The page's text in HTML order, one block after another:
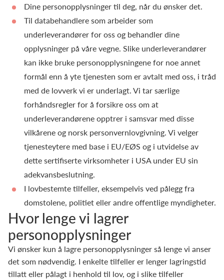
Dine personopplysninger til deg, når du ønsker det.
Til databehandlere som arbeider som
underleverandører for oss og behandler dine
opplysninger på våre vegne. Slike underleverandører
kan ikke bruke personopplysningene for noe annet
formål enn å yte tjenesten som er avtalt med oss, i tråd
med de lovverk vi er underlagt. Vi tar særlige
forhåndsregler for å forsikre oss om at
underleverandørene opptrer i samsvar med disse
vilkårene og norsk personvernlovgivning. Vi velger
tjenesteytere med base i EU/EØS og i utvidelse av
dette sertifiserte virksomheter i USA under EU sin
adekvansbeslutning.
I lovbestemte tilfeller, eksempelvis ved pålegg fra
domstolene, politiet eller andre offentlige myndigheter.
Hvor lenge vi lagrer
personopplysninger
Vi ønsker kun å lagre personopplysninger så lenge vi anser
det som nødvendig. I enkelte tilfeller er lenger lagringstid
tillatt eller pålagt i henhold til lov, og i slike tilfeller